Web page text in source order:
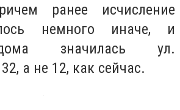
ранее исчисление
немного иначе, и
значилась ул.
а не 12, как сейчас.